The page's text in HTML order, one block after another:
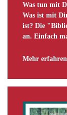
Was tun mit
Was ist mit
ist? Die
an. Einfach
Mehr erfahren